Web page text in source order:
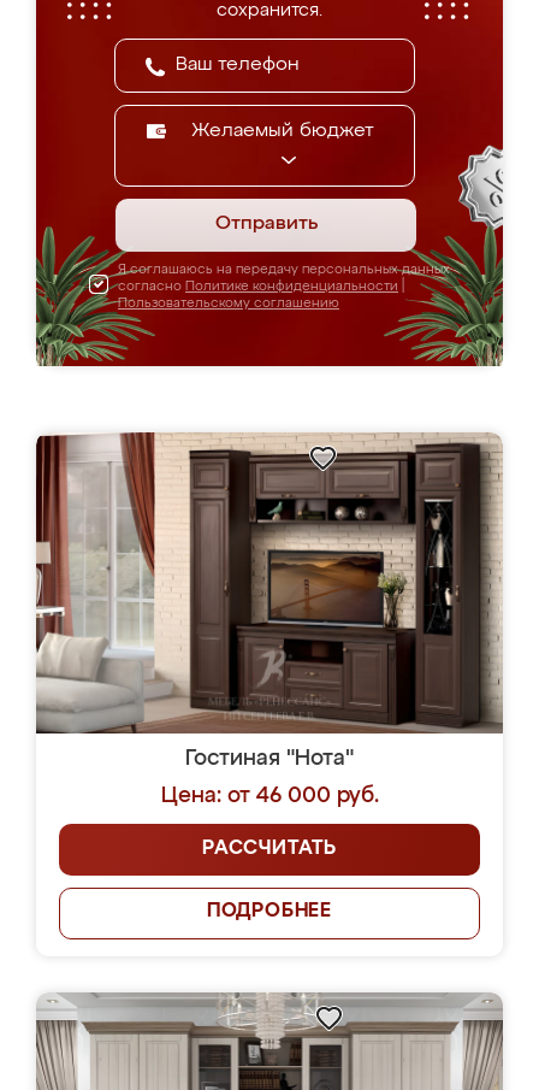
сохранится.
Желаемый бюджет
Отправить
Я соглашаюсь на передачу персональных данных
согласно Политике конфиденциальности
Пользовательскому соглашению
Гостиная "Нота"
Цена: от 46 000 руб.
РАССЧИТАТЬ
ПОДРОБНЕЕ